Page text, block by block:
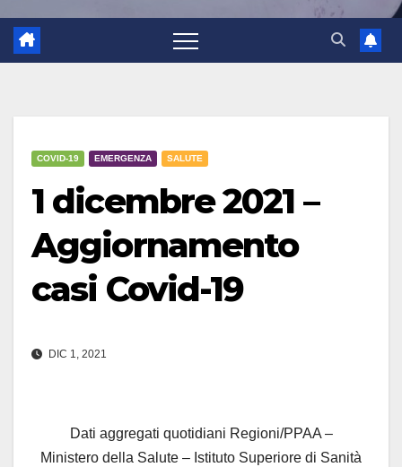
COVID-19 EMERGENZA SALUTE
1 dicembre 2021 –
Aggiornamento
casi Covid-19
DIC 1, 2021
Dati aggregati quotidiani Regioni/PPAA –
Ministero della Salute – Istituto Superiore di Sanità